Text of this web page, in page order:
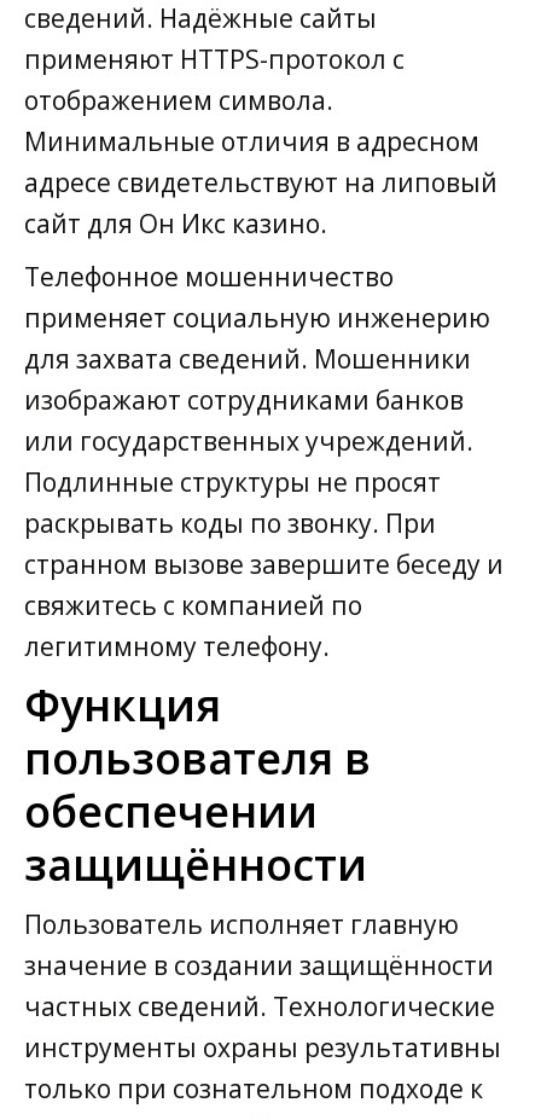
сведений. Надёжные сайты
применяют HTTPS-протокол с
отображением символа.
Минимальные отличия в адресном
адресе свидетельствуют на липовый
сайт для Он Икс казино.
Телефонное мошенничество
применяет социальную инженерию
для захвата сведений. Мошенники
изображают сотрудниками банков
или государственных учреждений.
Подлинные структуры не просят
раскрывать коды по звонку. При
странном вызове завершите беседу и
свяжитесь с компанией по
легитимному телефону.
Функция
пользователя в
обеспечении
защищённости
Пользователь исполняет главную
значение в создании защищённости
частных сведений. Технологические
инструменты охраны результативны
только при сознательном подходе к